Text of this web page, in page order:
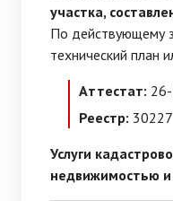
участка,
По действующему
технический план
Аттестат:
Реестр: 30227
Услуги
недвижимостью